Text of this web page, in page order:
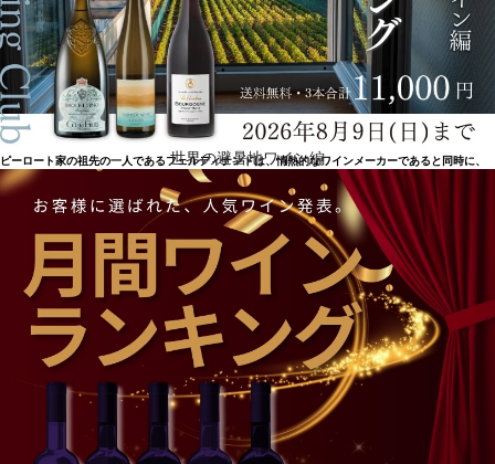
ワインのエキサイティングな瞬間と楽しさを象徴
ピーロート家の祖先の一人であるフェルディナンドは、情熱的なワインメーカーであると同時に、
先見性のある人物でした。ナーエのワイナリーの歴史上初めて、1926年にワインを瓶詰めし、ワイ
ン愛好家に送り出したのです。それまで、ワインは樽から直接販売されていたのです。それからワ
インも生産者から飲み手へ直接出荷されるようになりました。1953年、エルマーとクノのピーロー
ト兄弟が、お客様のもとで個人的にワインを試飲するというアイデアで、国際的なワイン販売の基
礎を築き上げました。1960年、ピーロート社は拡大し、英国に初の海外支店を開設。2014年、ブル
ク・ライエンの家族経営ワイナリーは、25haを栽培するように。2015年、オーナー一族が監査役会
に参加し、会社の発展に貢献。2018年、ピーロートのコーポレートブランドを再び鮮明にし、ドイ
ツをはじめ世界各国で、ワインのエキサイティングな瞬間と楽しさを象徴しています。
世界の避暑地ワイン編